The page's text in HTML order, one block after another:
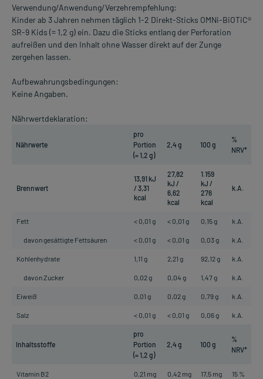
Verwendung/Anwendung/Verzehrempfehlung:
Kinder ab 3 Jahren nehmen täglich 1-2 Direkt-Sticks OMNi-BiOTiC®
SR-9 Kids (= 1,2 g) ein. Dazu die Sticks entlang der Perforation
aufreißen und den Inhalt ohne Wasser direkt auf der Zunge
zergehen lassen.
Aufbewahrungsbedingungen:
Keine Angaben.
Nährwertdeklaration:
Nährwerte
pro
Portion
(= 1,2 g)
2,4 g 100 g
%
NRV*
Brennwert
13,91 kJ
/ 3,31
kcal
27,82
kJ /
6,62
kcal
1.159
kJ /
276
kcal
k.A.
Fett < 0,01 g < 0,01 g 0,15 g k.A.
davon gesättigte Fettsäuren < 0,01 g < 0,01 g 0,03 g k.A.
Kohlenhydrate 1,11 g 2,21 g 92,12 g k.A.
davon Zucker 0,02 g 0,04 g 1,47 g k.A.
Eiweiß 0,01 g 0,02 g 0,79 g k.A.
Salz < 0,01 g < 0,01 g 0,06 g k.A.
Inhaltsstoffe
pro
Portion
(= 1,2 g)
2,4 g 100 g
%
NRV*
Vitamin B2 0,21 mg 0,42 mg 17,5 mg 15 %